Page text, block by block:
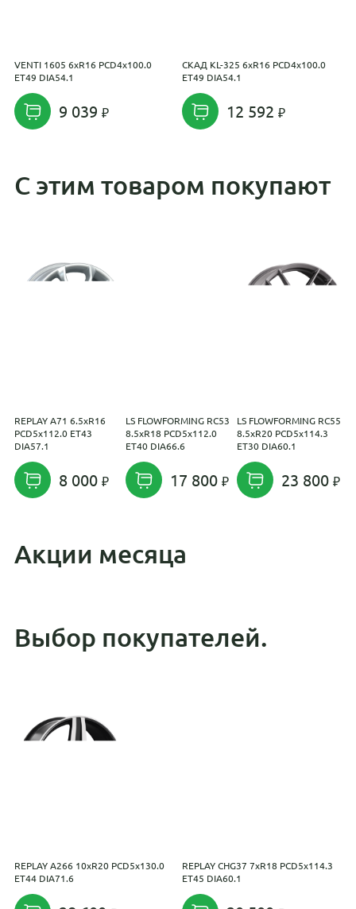
VENTI 1605 6xR16 PCD4x100.0
ET49 DIA54.1
9 039
СКАД KL-325 6xR16 PCD4x100.0
ET49 DIA54.1
12 592
С этим товаром покупают
REPLAY A71 6.5xR16
PCD5x112.0 ET43
DIA57.1
8 000
LS FLOWFORMING RC53
8.5xR18 PCD5x112.0
ET40 DIA66.6
17 800
LS FLOWFORMING RC55
8.5xR20 PCD5x114.3
ET30 DIA60.1
23 800
Акции месяца
Выбор покупателей.
REPLAY A266 10xR20 PCD5x130.0
ET44 DIA71.6
REPLAY CHG37 7xR18 PCD5x114.3
ET45 DIA60.1